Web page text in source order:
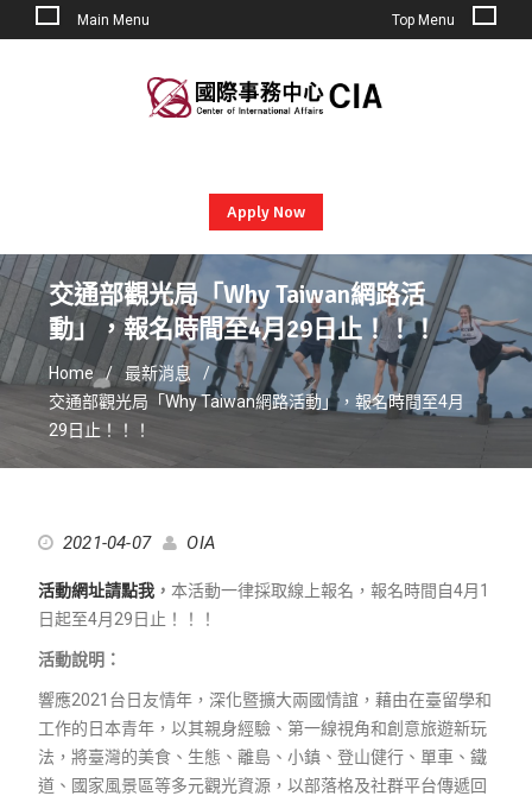
Main Menu Top Menu
Apply Now
交通部觀光局「Why Taiwan網路活
動」，報名時間至4月29日止！！！
Home
最新消息
交通部觀光局「Why Taiwan網路活動」，報名時間至4月
29日止！！！
2021-04-07 OIA
活動網址請點我， 本活動一律採取線上報名，報名時間自4月1
日起至4月29日止！！！
活動說明：
響應2021台日友情年，深化暨擴大兩國情誼，藉由在臺留學和
工作的日本青年，以其親身經驗、第一線視角和創意旅遊新玩
法，將臺灣的美食、生態、離島、小鎮、登山健行、單車、鐵
道、國家風景區等多元觀光資源，以部落格及社群平台傳遞回